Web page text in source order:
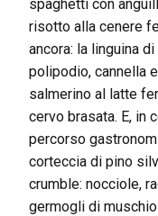
spaghetti con
risotto alla cenere
ancora: la linguina
polipodio, cannella
salmerino al latte
cervo brasata. E, in
percorso
corteccia di pino
crumble: nocciole,
germogli di